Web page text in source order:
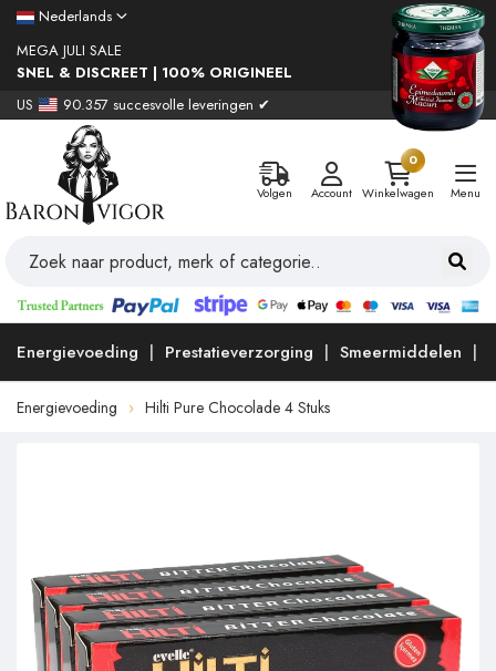
Nederlands
MEGA JULI SALE
SNEL & DISCREET | 100% ORIGINEEL
US
90.357 succesvolle leveringen ✔
Volgen Account
0
Winkelwagen
Menu
Energievoeding Prestatieverzorging Smeermiddelen
Energievoeding Hilti Pure Chocolade 4 Stuks